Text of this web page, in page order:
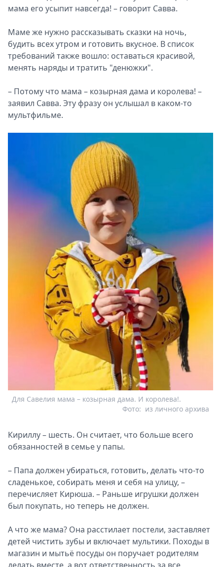
мама его усыпит навсегда! – говорит Савва.
Маме же нужно рассказывать сказки на ночь,
будить всех утром и готовить вкусное. В список
требований также вошло: оставаться красивой,
менять наряды и тратить "денюжки".
– Потому что мама – козырная дама и королева! –
заявил Савва. Эту фразу он услышал в каком-то
мультфильме.
Для Савелия мама – козырная дама. И королева!.
из личного архива
Фото:
Кириллу – шесть. Он считает, что больше всего
обязанностей в семье у папы.
– Папа должен убираться, готовить, делать что-то
сладенькое, собирать меня и себя на улицу, –
перечисляет Кирюша. – Раньше игрушки должен
был покупать, но теперь не должен.
А что же мама? Она расстилает постели, заставляет
детей чистить зубы и включает мультики. Походы в
магазин и мытьё посуды он поручает родителям